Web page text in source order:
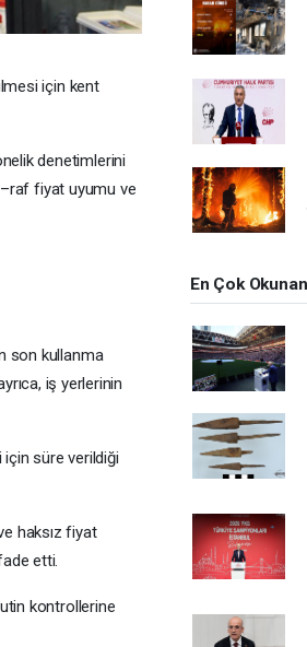
için kent
denetimlerini
fiyat uyumu ve
son kullanma
iş yerlerinin
için süre verildiği
haksız fiyat
etti.
kontrollerine
En Çok